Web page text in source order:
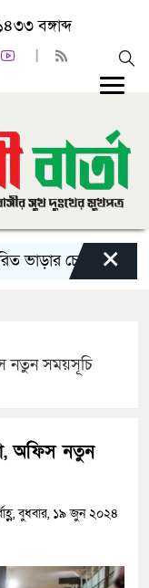
বঙ্গাব্দ
চেয়েও কম নিচ্ছে’
×
নতুন সময়সূচি
অফিস নতুন
বুধবার, ১৯ জুন ২০২৪